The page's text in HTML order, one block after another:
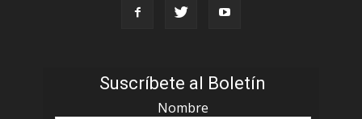
Suscríbete al Boletín
Nombre